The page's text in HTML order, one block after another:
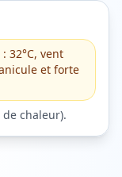
32°C, vent
et forte
de chaleur).